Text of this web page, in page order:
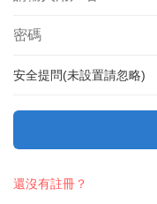
安全提問(未設置請忽略)
還沒有註冊？